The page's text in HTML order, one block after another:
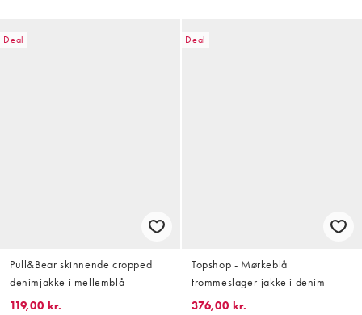
Deal
Pull&Bear skinnende cropped
denimjakke i mellemblå
119,00 kr.
Deal
Topshop - Mørkeblå
trommeslager-jakke i denim
376,00 kr.